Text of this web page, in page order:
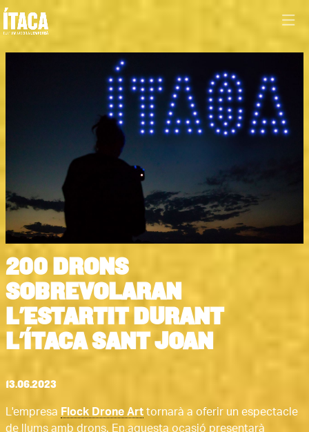
200 DRONS
SOBREVOLARAN
L'ESTARTIT DURANT
L'ÍTACA SANT JOAN
13.06.2023
L'empresa Flock Drone Art tornarà a oferir un espectacle
de llums amb drons. En aquesta ocasió presentarà